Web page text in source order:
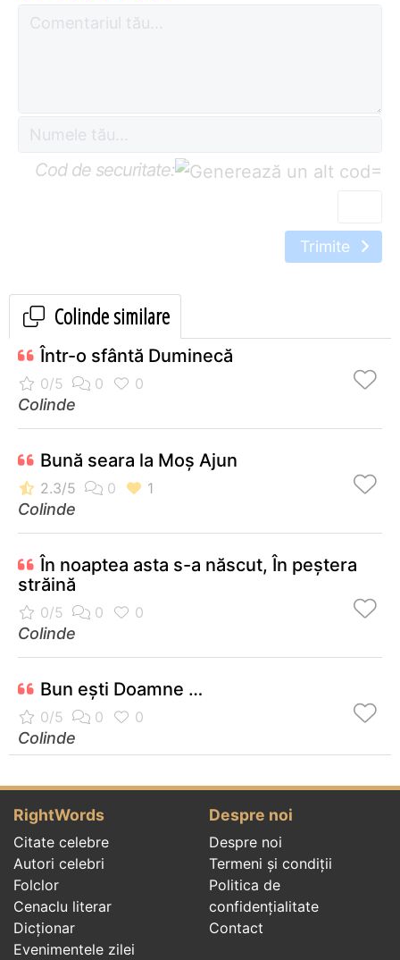
Cod de securitate: =
Trimite
Colinde similare
Într-o sfântă Duminecă
Colinde
Bună seara la Moș Ajun
Colinde
În noaptea asta s-a născut, În peștera
străină
Colinde
Bun eşti Doamne …
Colinde
RightWords
Citate celebre
Autori celebri
Folclor
Cenaclu literar
Dicționar
Evenimentele zilei
Despre noi
Despre noi
Termeni și condiții
Politica de
confidenţialitate
Contact